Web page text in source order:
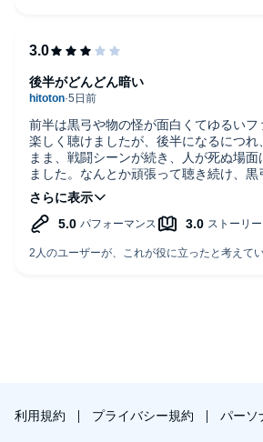
前半は黒弓や物の怪が面白くてゆるい
楽しく聴けましたが、後半になるにつれ
まま、戦闘シーンが続き、人が死ぬ場面
ました。なんとか頑張って聴き続け、黒
下巻に希望を持って聴き始めましたが、
れるままです。挫折しました。
後半がどんどん暗い
利用規約 プライバシー規約 パーソ